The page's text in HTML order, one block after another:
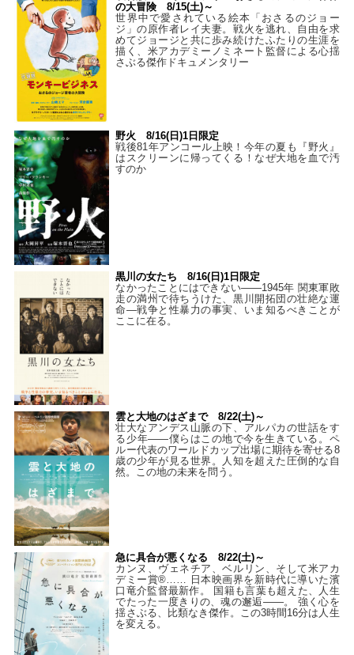
の大冒険 8/15(土)～
世界中で愛されている絵本「おさるのジョー
ジ」の原作者レイ夫妻。戦火を逃れ、自由を求
めてジョージと共に歩み続けたふたりの生涯を
描く、米アカデミーノミネート監督による心揺
さぶる傑作ドキュメンタリー
野火 8/16(日)1日限定
戦後81年アンコール上映！今年の夏も『野火』
はスクリーンに帰ってくる！なぜ大地を血で汚
すのか
黒川の女たち 8/16(日)1日限定
なかったことにはできない——1945年 関東軍敗
走の満州で待ちうけた、黒川開拓団の壮絶な運
命―戦争と性暴力の事実、いま知るべきことが
ここに在る。
雲と大地のはざまで 8/22(土)～
壮大なアンデス山脈の下、アルパカの世話をす
る少年――僕らはこの地で今を生きている。ペ
ルー代表のワールドカップ出場に期待を寄せる8
歳の少年が見る世界。人知を超えた圧倒的な自
然。この地の未来を問う。
急に具合が悪くなる 8/22(土)～
カンヌ、ヴェネチア、ベルリン、そして米アカ
デミー賞®…… 日本映画界を新時代に導いた濱
口竜介監督最新作。 国籍も言葉も超えた、人生
でたった一度きりの、魂の邂逅――。 強く心を
揺さぶる、比類なき傑作。この3時間16分は人生
を変える。